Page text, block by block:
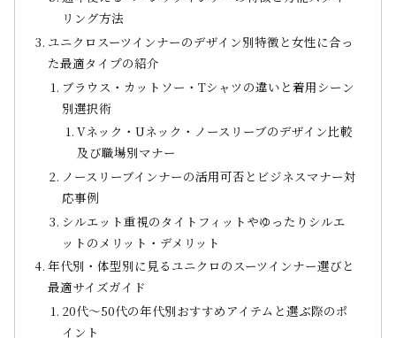
リング方法
ユニクロスーツインナーのデザイン別特徴と女性に合っ
た最適タイプの紹介
ブラウス・カットソー・Tシャツの違いと着用シーン
別選択術
Vネック・Uネック・ノースリーブのデザイン比較
及び職場別マナー
ノースリーブインナーの活用可否とビジネスマナー対
応事例
シルエット重視のタイトフィットやゆったりシルエ
ットのメリット・デメリット
年代別・体型別に見るユニクロのスーツインナー選びと
最適サイズガイド
20代〜50代の年代別おすすめアイテムと選ぶ際のポ
イント